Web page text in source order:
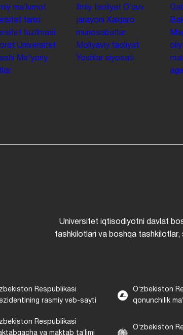
maʼlumot
tarixi
tuzilmasi
Universitet
Me'yoriy
Ilmiy faoliyat Oʻquv
jarayoni Xalqaro
munosabatlar
Moliyaviy faoliyat
Yoshlar siyosati
oliy
Universitet iqtisodiyotni davlat
tashkilotlari va boshqa tashkilotlar,
Respublikasi
rasmiy veb-sayti
Oʻzbekiston
qonunchilik
Respublikasi
va maktab taʼlimi
Oʻzbekiston